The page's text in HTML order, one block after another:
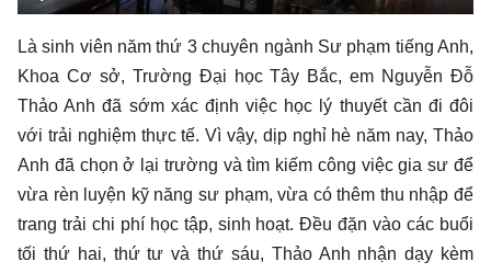
Play PIP Toàn
màn
hình
Là sinh viên năm thứ 3 chuyên ngành Sư phạm tiếng Anh,
Khoa Cơ sở, Trường Đại học Tây Bắc, em Nguyễn Đỗ
Thảo Anh đã sớm xác định việc học lý thuyết cần đi đôi
với trải nghiệm thực tế. Vì vậy, dịp nghỉ hè năm nay, Thảo
Anh đã chọn ở lại trường và tìm kiếm công việc gia sư để
vừa rèn luyện kỹ năng sư phạm, vừa có thêm thu nhập để
trang trải chi phí học tập, sinh hoạt. Đều đặn vào các buổi
tối thứ hai, thứ tư và thứ sáu, Thảo Anh nhận dạy kèm